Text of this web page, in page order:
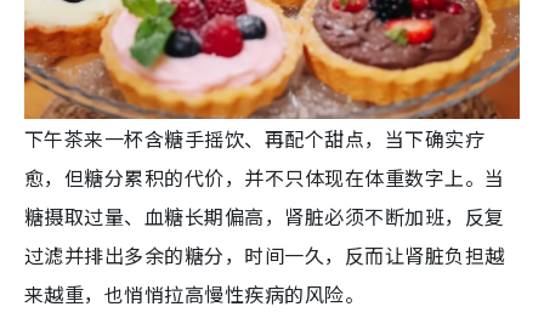
下午茶来一杯含糖手摇饮、再配个甜点，当下确实疗
愈，但糖分累积的代价，并不只体现在体重数字上。当
糖摄取过量、血糖长期偏高，肾脏必须不断加班，反复
过滤并排出多余的糖分，时间一久，反而让肾脏负担越
来越重，也悄悄拉高慢性疾病的风险。